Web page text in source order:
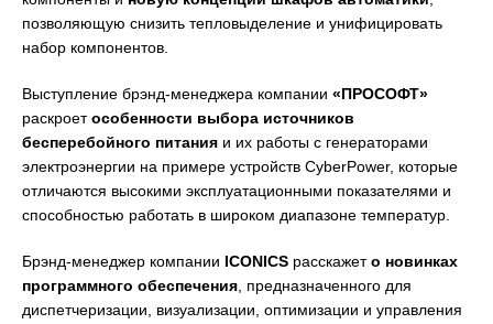
позволяющую снизить тепловыделение и унифицировать
набор компонентов.
Выступление брэнд-менеджера компании «ПРОСОФТ»
раскроетособенности выбора источников
бесперебойного питания и их работы с генераторами
электроэнергии на примере устройств CyberPower, которые
отличаются высокими эксплуатационными показателями и
способностью работать в широком диапазоне температур.
Брэнд-менеджер компании ICONICS расскажето новинках
программного обеспечения , предназначенного для
диспетчеризации, визуализации, оптимизации и управления